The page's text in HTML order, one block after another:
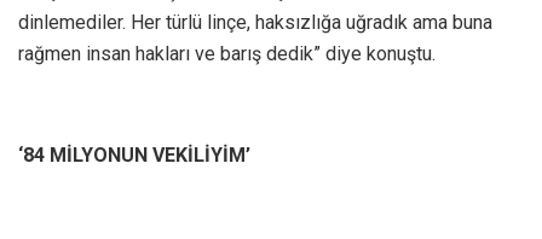
dinlemediler. Her türlü linçe, haksızlığa uğradık ama buna
rağmen insan hakları ve barış dedik” diye konuştu.
‘84 MİLYONUN VEKİLİYİM’